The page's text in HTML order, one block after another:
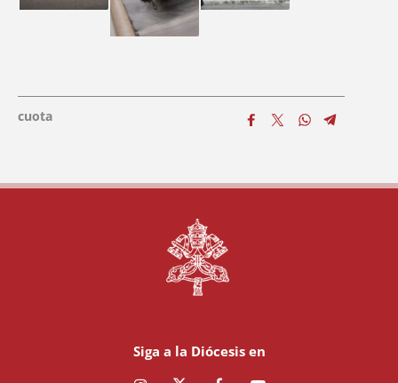
cuota
Siga a la Diócesis en